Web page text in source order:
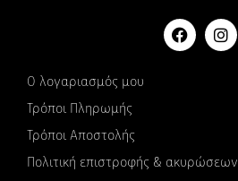
Ο λογαριασμός μου
Τρόποι Πληρωμής
Τρόποι Αποστολής
Πολιτική επιστροφής & ακυρώσεων